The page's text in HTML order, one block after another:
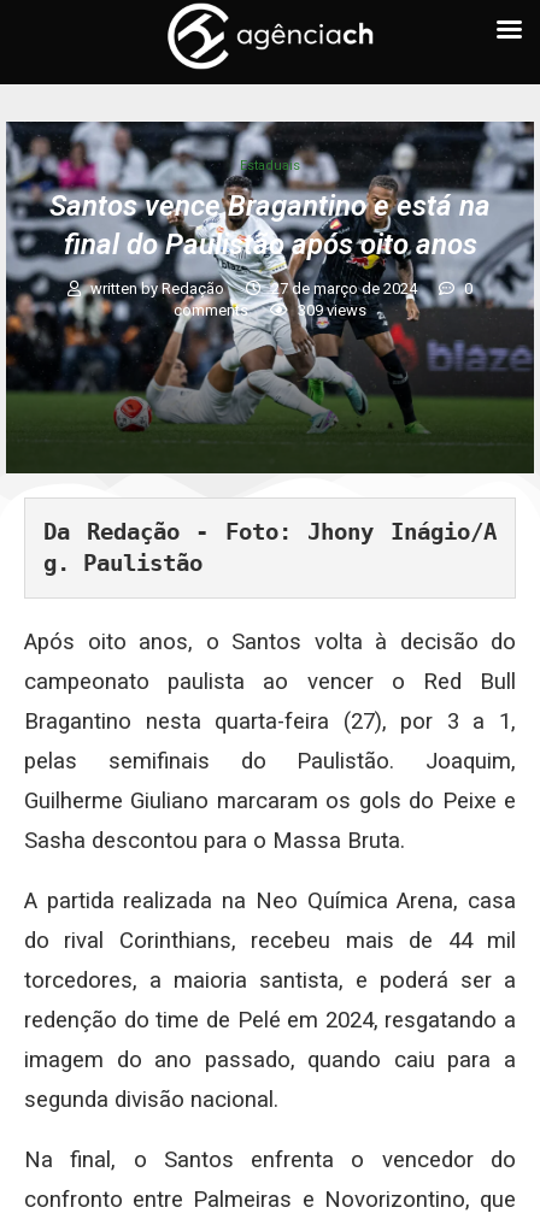
Estaduais
Santos vence Bragantino e está na
final do Paulistão após oito anos
written byRedação 27 de março de 2024
0
comments
309views
Da Redação - Foto: Jhony Inágio/A
g. Paulistão
Após oito anos, o Santos volta à decisão do
campeonato paulista ao vencer o Red Bull
Bragantino nesta quarta-feira (27), por 3 a 1,
pelas semifinais do Paulistão. Joaquim,
Guilherme Giuliano marcaram os gols do Peixe e
Sasha descontou para o Massa Bruta.
A partida realizada na Neo Química Arena, casa
do rival Corinthians, recebeu mais de 44 mil
torcedores, a maioria santista, e poderá ser a
redenção do time de Pelé em 2024, resgatando a
imagem do ano passado, quando caiu para a
segunda divisão nacional.
Na final, o Santos enfrenta o vencedor do
confronto entre Palmeiras e Novorizontino, que